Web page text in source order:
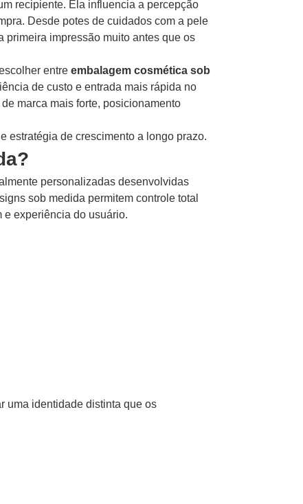
recipiente. Ela influencia a percepção
Desde potes de cuidados com a pele
primeira impressão muito antes que os
entre embalagem cosmética sob
de custo e entrada mais rápida no
marca mais forte, posicionamento
estratégia de crescimento a longo prazo.
personalizadas desenvolvidas
sob medida permitem controle total
e experiência do usuário.
uma identidade distinta que os